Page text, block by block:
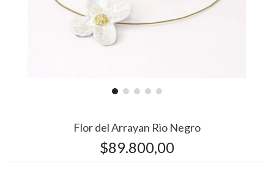
Flor del Arrayan Rio Negro
$89.800,00